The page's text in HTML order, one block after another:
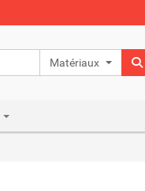
Matériaux naturels